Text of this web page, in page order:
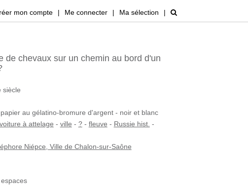
mon compte | Me connecter | Ma sélection |
de chevaux sur un chemin au bord d'un
siècle
au gélatino-bromure d'argent - noir et blanc
voiture à attelage - ville - ?- fleuve - Russie hist. -
Niépce, Ville de Chalon-sur-Saône